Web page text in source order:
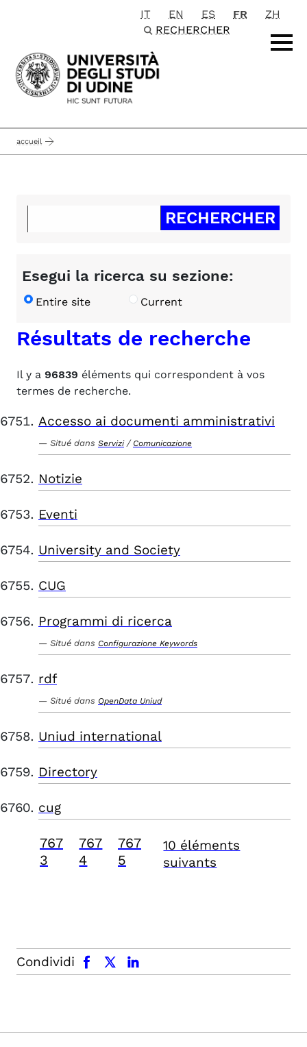
Passa al contenuto principale
IT EN ES FR
ZH
RECHERCHER
accueil
Esegui la ricerca su sezione:
Entire site Current
Résultats de recherche
Il y a 96839 éléments qui correspondent à vos
termes de recherche.
Accesso ai documenti amministrativi
Situé dans Servizi / Comunicazione
Notizie
Eventi
University and Society
CUG
Programmi di ricerca
Situé dans Configurazione Keywords
rdf
Situé dans OpenData Uniud
Uniud international
Directory
cug
767
3
767
4
767
5
10 éléments
suivants
Condividi
facebook x.com linkedin